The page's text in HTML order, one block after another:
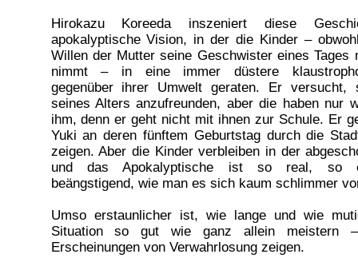
Hirokazu Koreeda inszeniert diese
apokalyptische Vision, in der die Kinder –
Willen der Mutter seine Geschwister eines Tages
nimmt – in eine immer düstere
gegenüber ihrer Umwelt geraten. Er versucht,
seines Alters anzufreunden, aber die haben nur
ihm, denn er geht nicht mit ihnen zur Schule. Er
Yuki an deren fünftem Geburtstag durch die
zeigen. Aber die Kinder verbleiben in der
und das Apokalyptische ist so real, so
beängstigend, wie man es sich kaum schlimmer
Umso erstaunlicher ist, wie lange und wie
Situation so gut wie ganz allein meistern
Erscheinungen von Verwahrlosung zeigen.